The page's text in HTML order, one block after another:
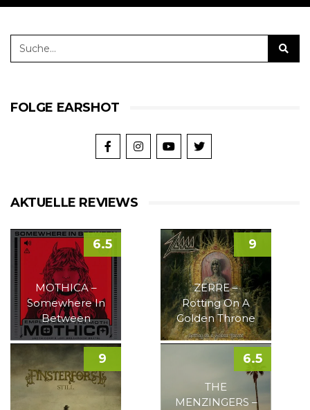
FOLGE EARSHOT
AKTUELLE REVIEWS
MOTHICA –
Somewhere In
Between
6.5
ZERRE –
Rotting On A
Golden Throne
9
9
THE
MENZINGERS –
6.5